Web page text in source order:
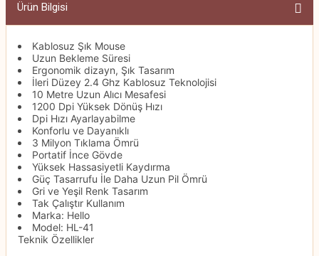
Ürün Bilgisi
Kablosuz Şık Mouse
Uzun Bekleme Süresi
Ergonomik dizayn, Şık Tasarım
İleri Düzey 2.4 Ghz Kablosuz Teknolojisi
10 Metre Uzun Alıcı Mesafesi
1200 Dpi Yüksek Dönüş Hızı
Dpi Hızı Ayarlayabilme
Konforlu ve Dayanıklı
3 Milyon Tıklama Ömrü
Portatif İnce Gövde
Yüksek Hassasiyetli Kaydırma
Güç Tasarrufu İle Daha Uzun Pil Ömrü
Gri ve Yeşil Renk Tasarım
Tak Çalıştır Kullanım
Marka: Hello
Model: HL-41
Teknik Özellikler